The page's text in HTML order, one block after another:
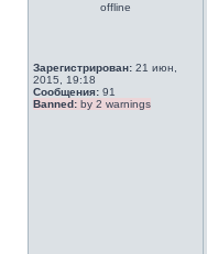
offline
Зарегистрирован: 21 июн,
2015, 19:18
Сообщения: 91
Banned: by 2 warnings